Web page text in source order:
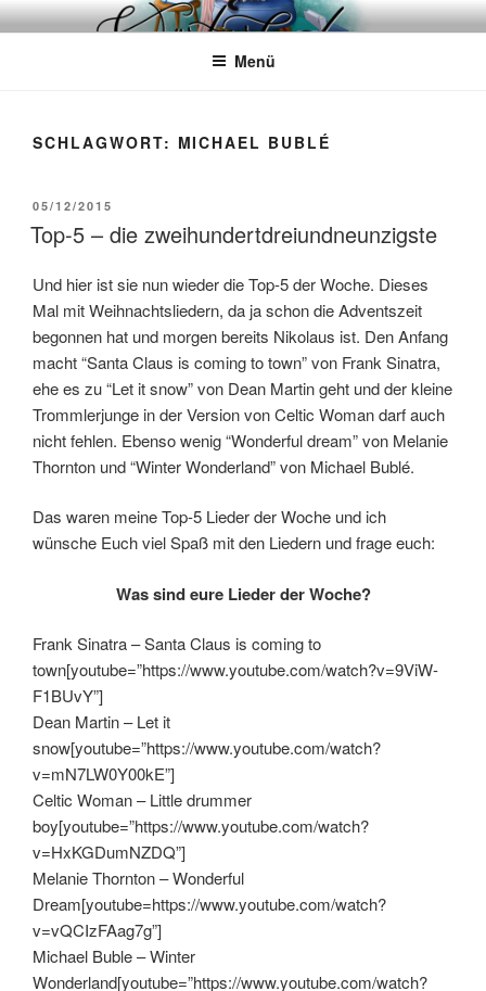
Zum
InhaltWÖRTERKATZE
Von Büchern erzählen
Menü
SCHLAGWORT: MICHAEL BUBLÉ
VERÖFFENTLICHT
AM
05/12/2015
Top-5 – die zweihundertdreiundneunzigste
Und hier ist sie nun wieder die Top-5 der Woche. Dieses
Mal mit Weihnachtsliedern, da ja schon die Adventszeit
begonnen hat und morgen bereits Nikolaus ist. Den Anfang
macht “Santa Claus is coming to town” von Frank Sinatra,
ehe es zu “Let it snow” von Dean Martin geht und der kleine
Trommlerjunge in der Version von Celtic Woman darf auch
nicht fehlen. Ebenso wenig “Wonderful dream” von Melanie
Thornton und “Winter Wonderland” von Michael Bublé.
Das waren meine Top-5 Lieder der Woche und ich
wünsche Euch viel Spaß mit den Liedern und frage euch:
Was sind eure Lieder der Woche?
Frank Sinatra – Santa Claus is coming to
town[youtube=”https://www.youtube.com/watch?v=9ViW-
F1BUvY”]
Dean Martin – Let it
snow[youtube=”https://www.youtube.com/watch?
v=mN7LW0Y00kE”]
Celtic Woman – Little drummer
boy[youtube=”https://www.youtube.com/watch?
v=HxKGDumNZDQ”]
Melanie Thornton – Wonderful
Dream[youtube=https://www.youtube.com/watch?
v=vQCIzFAag7g”]
Michael Buble – Winter
Wonderland[youtube=”https://www.youtube.com/watch?